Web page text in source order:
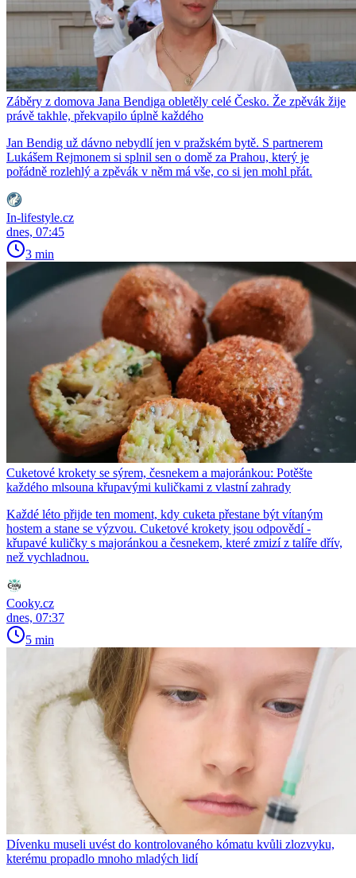
Záběry z domova Jana Bendiga obletěly celé Česko. Že zpěvák žije
právě takhle, překvapilo úplně každého
Jan Bendig už dávno nebydlí jen v pražském bytě. S partnerem
Lukášem Rejmonem si splnil sen o domě za Prahou, který je
pořádně rozlehlý a zpěvák v něm má vše, co si jen mohl přát.
In-lifestyle.cz
dnes, 07:45
3 min
Cuketové krokety se sýrem, česnekem a majoránkou: Potěšte
každého mlsouna křupavými kuličkami z vlastní zahrady
Každé léto přijde ten moment, kdy cuketa přestane být vítaným
hostem a stane se výzvou. Cuketové krokety jsou odpovědí -
křupavé kuličky s majoránkou a česnekem, které zmizí z talíře dřív,
než vychladnou.
Cooky.cz
dnes, 07:37
5 min
Dívenku museli uvést do kontrolovaného kómatu kvůli zlozvyku,
kterému propadlo mnoho mladých lidí